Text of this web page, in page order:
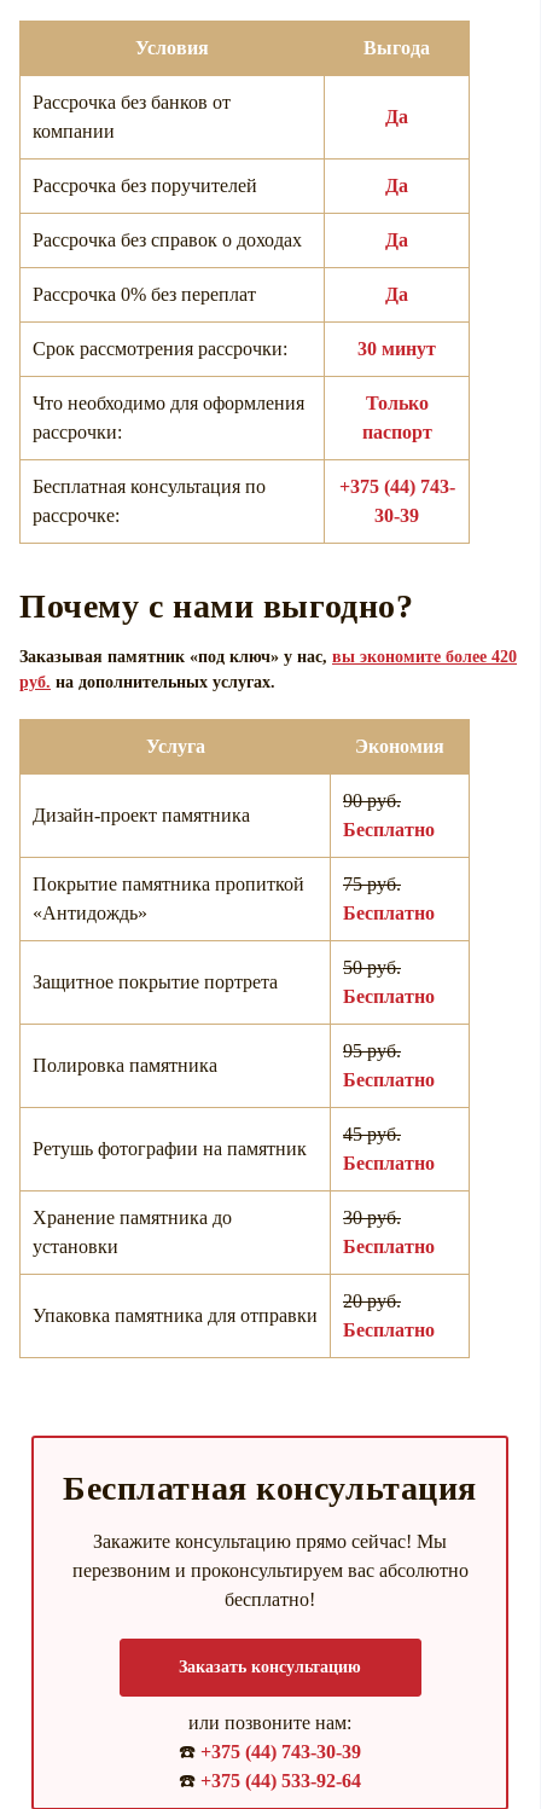
Условия Выгода
Рассрочка без банков от
компании
Да
Рассрочка без поручителей Да
Рассрочка без справок о доходах Да
Рассрочка 0% без переплат Да
Срок рассмотрения рассрочки: 30 минут
Что необходимо для оформления
рассрочки:
Только
паспорт
Бесплатная консультация по
рассрочке:
+375 (44) 743-
30-39
Почему с нами выгодно?
Заказывая памятник «под ключ» у нас, вы экономите более 420
руб. на дополнительных услугах.
Услуга Экономия
Дизайн-проект памятника
90 руб.
Бесплатно
Покрытие памятника пропиткой
«Антидождь»
75 руб.
Бесплатно
Защитное покрытие портрета
50 руб.
Бесплатно
Полировка памятника
95 руб.
Бесплатно
Ретушь фотографии на памятник
45 руб.
Бесплатно
Хранение памятника до
установки
30 руб.
Бесплатно
Упаковка памятника для отправки
20 руб.
Бесплатно
Бесплатная консультация
Закажите консультацию прямо сейчас! Мы
перезвоним и проконсультируем вас абсолютно
бесплатно!
Заказать консультацию
или позвоните нам:
☎️ +375 (44) 743-30-39
☎️ +375 (44) 533-92-64